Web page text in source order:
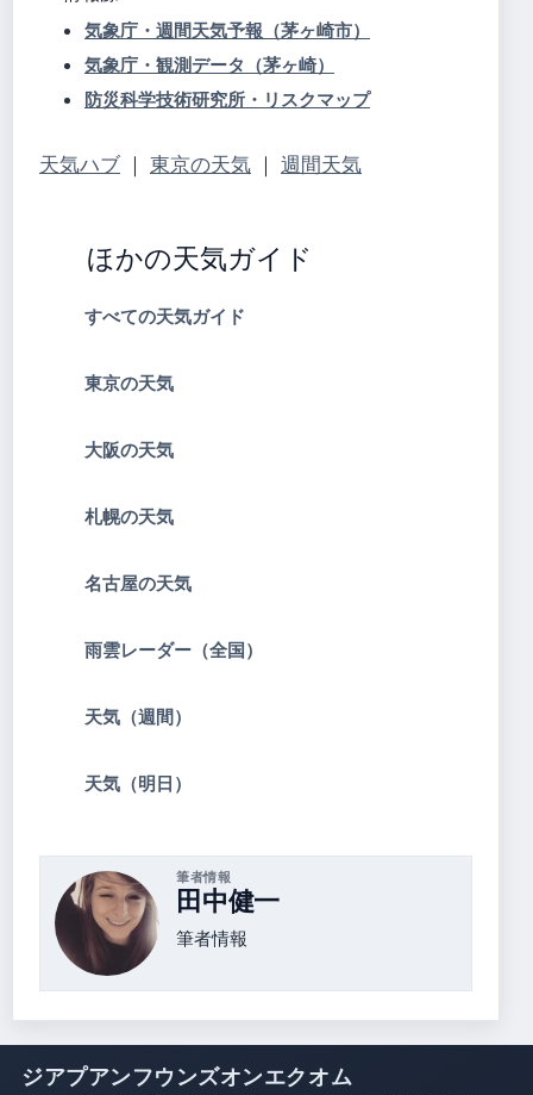
気象庁・週間天気予報（茅ヶ崎市）
気象庁・観測データ（茅ヶ崎）
防災科学技術研究所・リスクマップ
天気ハブ ｜ 東京の天気 ｜ 週間天気
ほかの天気ガイド
すべての天気ガイド
東京の天気
大阪の天気
札幌の天気
名古屋の天気
雨雲レーダー（全国）
天気（週間）
天気（明日）
筆者情報
田中健一
筆者情報
ジアプアンフウンズオンエクオム